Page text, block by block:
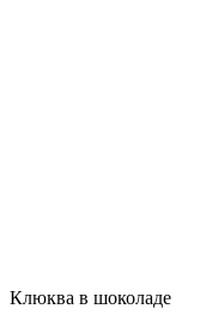
Клюква в шоколаде